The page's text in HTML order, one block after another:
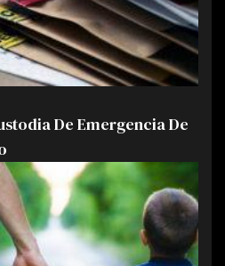
De Emergencia De